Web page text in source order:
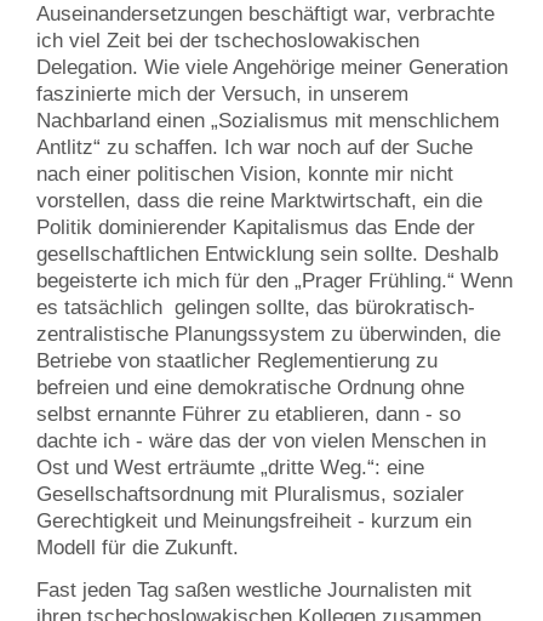
Auseinandersetzungen beschäftigt war, verbrachte
ich viel Zeit bei der tschechoslowakischen
Delegation. Wie viele Angehörige meiner Generation
faszinierte mich der Versuch, in unserem
Nachbarland einen „Sozialismus mit menschlichem
Antlitz“ zu schaffen. Ich war noch auf der Suche
nach einer politischen Vision, konnte mir nicht
vorstellen, dass die reine Marktwirtschaft, ein die
Politik dominierender Kapitalismus das Ende der
gesellschaftlichen Entwicklung sein sollte. Deshalb
begeisterte ich mich für den „Prager Frühling.“ Wenn
es tatsächlich gelingen sollte, das bürokratisch-
zentralistische Planungssystem zu überwinden, die
Betriebe von staatlicher Reglementierung zu
befreien und eine demokratische Ordnung ohne
selbst ernannte Führer zu etablieren, dann - so
dachte ich - wäre das der von vielen Menschen in
Ost und West erträumte „dritte Weg.“: eine
Gesellschaftsordnung mit Pluralismus, sozialer
Gerechtigkeit und Meinungsfreiheit - kurzum ein
Modell für die Zukunft.
Fast jeden Tag saßen westliche Journalisten mit